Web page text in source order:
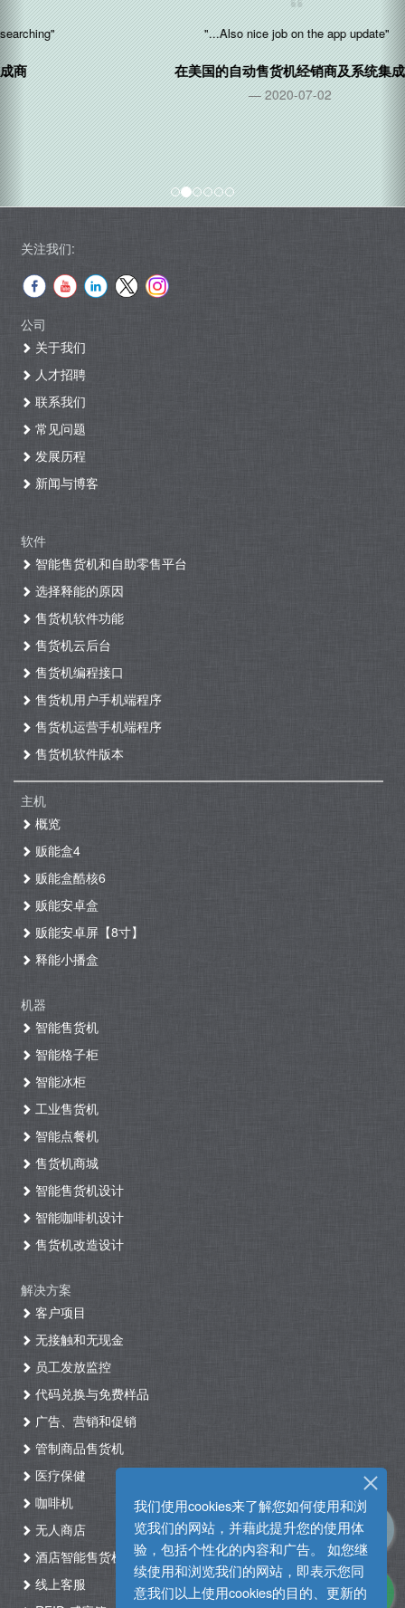
我们使用cookies来了解您如何使用和浏
览我们的网站，并藉此提升您的使用体
验，包括个性化的内容和广告。 如您继
续使用和浏览我们的网站，即表示您同
意我们以上使用cookies的目的、更新的
"...Also nice job on the app update"
在美国的自动售货机经销商及系统集成商
2020-07-02
关注我们:
公司
关于我们
人才招聘
联系我们
常见问题
发展历程
新闻与博客
软件
智能售货机和自助零售平台
选择释能的原因
售货机软件功能
售货机云后台
售货机编程接口
售货机用户手机端程序
售货机运营手机端程序
售货机软件版本
主机
概览
贩能盒4
贩能盒酷核6
贩能安卓盒
贩能安卓屏【8寸】
释能小播盒
机器
智能售货机
智能格子柜
智能冰柜
工业售货机
智能点餐机
售货机商城
智能售货机设计
智能咖啡机设计
售货机改造设计
解决方案
客户项目
无接触和无现金
员工发放监控
代码兑换与免费样品
广告、营销和促销
管制商品售货机
医疗保健
咖啡机
无人商店
酒店智能售货机自助入住系统
线上客服